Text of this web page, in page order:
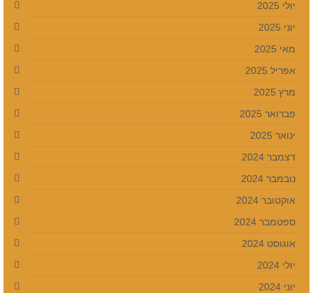
יולי 2025
יוני 2025
מאי 2025
אפריל 2025
מרץ 2025
פברואר 2025
ינואר 2025
דצמבר 2024
נובמבר 2024
אוקטובר 2024
ספטמבר 2024
אוגוסט 2024
יולי 2024
יוני 2024